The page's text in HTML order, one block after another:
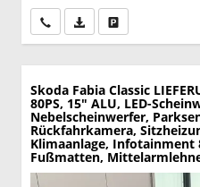
Wir rufen Sie an
PDF-Datei,
Skoda Fabia Classic
80PS, 15" ALU, LED-
Nebelscheinwerfer,
Rückfahrkamera,
Klimaanlage, Infotainment
Fußmatten,